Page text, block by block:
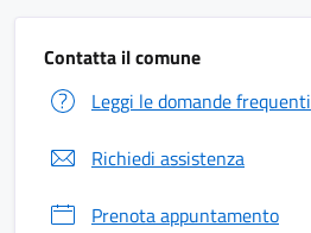
Contatta il comune
Leggi le domande frequenti
Richiedi assistenza
Prenota appuntamento